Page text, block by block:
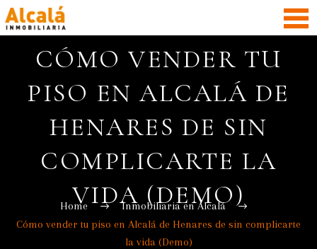
CÓMO VENDER TU
PISO EN ALCALÁ DE
HENARES DE SIN
COMPLICARTE LA
VIDA (DEMO)
Home
Inmobiliaria en Alcalá
Cómo vender tu piso en Alcalá de Henares de sin complicarte
la vida (Demo)